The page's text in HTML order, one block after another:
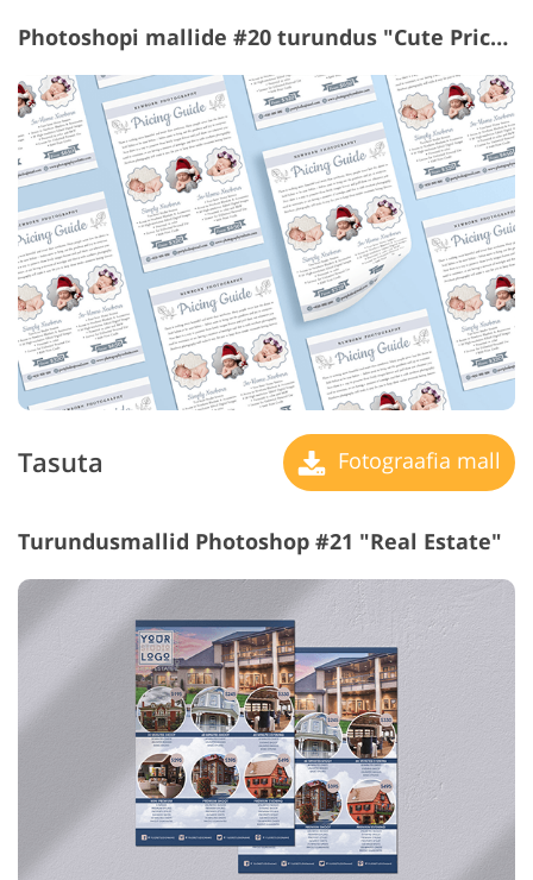
Photoshopi mallide #20 turundus "Cute Price List"
Tasuta Fotograafia mall
Turundusmallid Photoshop #21 "Real Estate"